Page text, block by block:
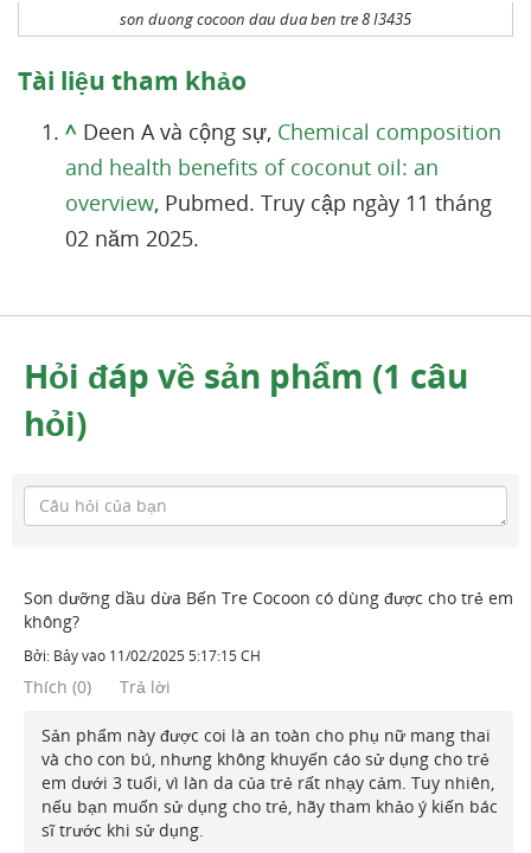
son duong cocoon dau dua ben tre 8 I3435
Tài liệu tham khảo
^ Deen A và cộng sự, Chemical composition
and health benefits of coconut oil: an
overview, Pubmed. Truy cập ngày 11 tháng
02 năm 2025.
Hỏi đáp về sản phẩm (1 câu
hỏi)
Son dưỡng dầu dừa Bến Tre Cocoon có dùng được cho trẻ em
không?
Bởi: Bảyvào 11/02/2025 5:17:15 CH
Thích (0) Trả lời
Sản phẩm này được coi là an toàn cho phụ nữ mang thai
và cho con bú, nhưng không khuyến cáo sử dụng cho trẻ
em dưới 3 tuổi, vì làn da của trẻ rất nhạy cảm. Tuy nhiên,
nếu bạn muốn sử dụng cho trẻ, hãy tham khảo ý kiến bác
sĩ trước khi sử dụng.